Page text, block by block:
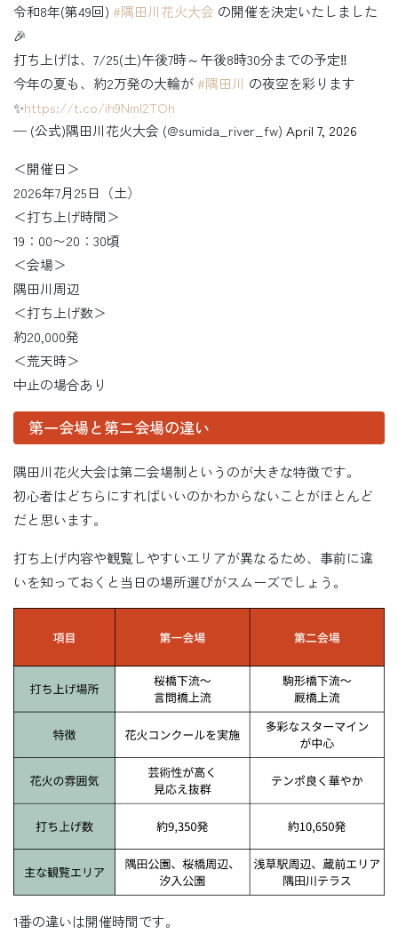
令和8年(第49回) #隅田川花火大会 の開催を決定いたしました
🎉
打ち上げは、7/25(土)午後7時～午後8時30分までの予定‼️
今年の夏も、約2万発の大輪が#隅田川 の夜空を彩ります
✨https://t.co/ih9NmI2TOh
— (公式)隅田川花火大会 (@sumida_river_fw) April 7, 2026
＜開催日＞
2026年7月25日（土）
＜打ち上げ時間＞
19：00〜20：30頃
＜会場＞
隅田川周辺
＜打ち上げ数＞
約20,000発
＜荒天時＞
中止の場合あり
第一会場と第二会場の違い
隅田川花火大会は第二会場制というのが大きな特徴です。
初心者はどちらにすればいいのかわからないことがほとんど
だと思います。
打ち上げ内容や観覧しやすいエリアが異なるため、事前に違
いを知っておくと当日の場所選びがスムーズでしょう。
1番の違いは開催時間です。